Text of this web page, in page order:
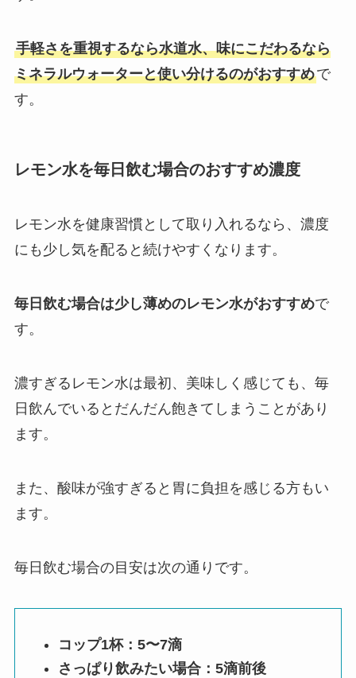
手軽さを重視するなら水道水、味にこだわるなら
ミネラルウォーターと使い分けるのがおすすめで
す。
レモン水を毎日飲む場合のおすすめ濃度
レモン水を健康習慣として取り入れるなら、濃度
にも少し気を配ると続けやすくなります。
毎日飲む場合は少し薄めのレモン水がおすすめで
す。
濃すぎるレモン水は最初、美味しく感じても、毎
日飲んでいるとだんだん飽きてしまうことがあり
ます。
また、酸味が強すぎると胃に負担を感じる方もい
ます。
毎日飲む場合の目安は次の通りです。
コップ1杯：5〜7滴
さっぱり飲みたい場合：5滴前後